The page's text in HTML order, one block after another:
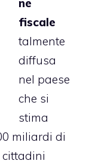
ne
fiscale
talmente
diffusa
nel paese
che si
stima
miliardi di